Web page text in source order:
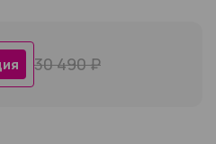
30 490 ₽